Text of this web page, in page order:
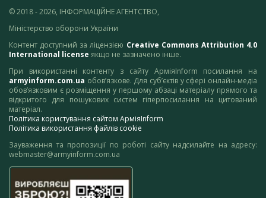
© 2018 - 2026, ІНФОРМАЦІЙНЕ АГЕНТСТВО,
Міністерство оборони України
Контент доступний за ліцензією Creative Commons Attribution 4.0
International license якщо не зазначено інше.
При використанні контенту з сайту АрміяInform посилання на
armyinform.com.ua обов’язкове. Для суб’єктів у сфері онлайн-медіа
обов’язковим є розміщення у першому абзаці матеріалу прямого та
відкритого для пошукових систем гіперпосилання на цитований
матеріал.
Політика користування сайтом АрміяInform
Політика використання файлів cookie
Зауваження та пропозиції по роботі сайту надсилайте на адресу:
webmaster@armyinform.com.ua